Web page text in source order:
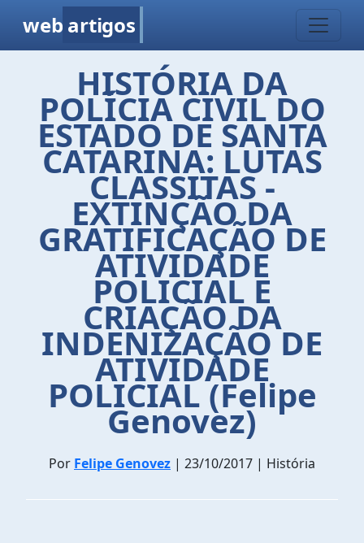
web artigos
HISTÓRIA DA
POLÍCIA CIVIL DO
ESTADO DE SANTA
CATARINA: LUTAS
CLASSITAS -
EXTINÇÃO DA
GRATIFICAÇÃO DE
ATIVIDADE
POLICIAL E
CRIAÇÃO DA
INDENIZAÇÃO DE
ATIVIDADE
POLICIAL (Felipe
Genovez)
Por Felipe Genovez | 23/10/2017 | História